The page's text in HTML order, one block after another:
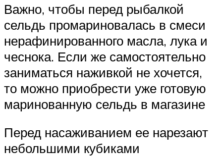
Важно, чтобы перед рыбалкой
сельдь промариновалась в смеси
нерафинированного масла, лука и
чеснока. Если же самостоятельно
заниматься наживкой не хочется,
то можно приобрести уже готовую
маринованную сельдь в магазине
Перед насаживанием ее нарезают
небольшими кубиками